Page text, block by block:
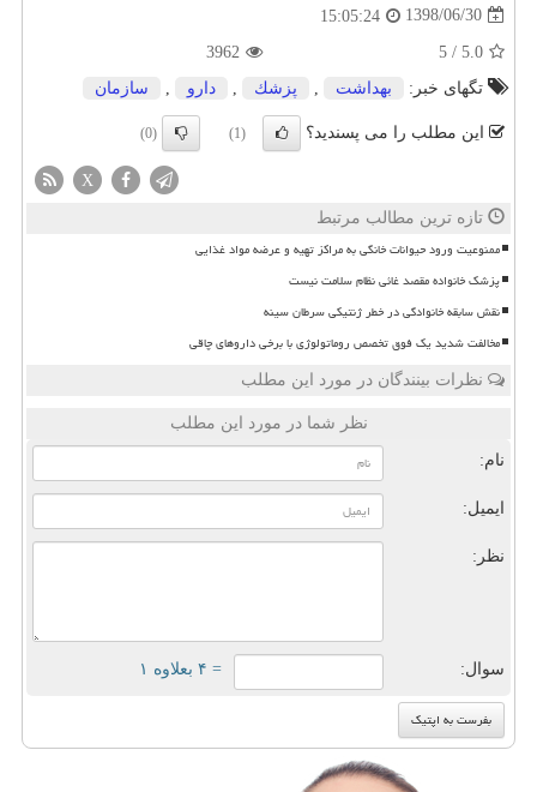
1398/06/30
15:05:24
5.0
/
5
3962
تگهای خبر:
بهداشت پزشك دارو سازمان
این مطلب را می پسندید؟ (1)
(0)
X
تازه ترین مطالب مرتبط
ممنوعیت ورود حیوانات خانگی به مراکز تهیه و عرضه مواد غذایی
پزشک خانواده مقصد غائی نظام سلامت نیست
نقش سابقه خانوادگی در خطر ژنتیکی سرطان سینه
مخالفت شدید یک فوق تخصص روماتولوژی با برخی داروهای چاقی
نظرات بینندگان در مورد این مطلب
نظر شما در مورد این مطلب
نام:
ایمیل:
نظر:
سوال: = ۴ بعلاوه ۱